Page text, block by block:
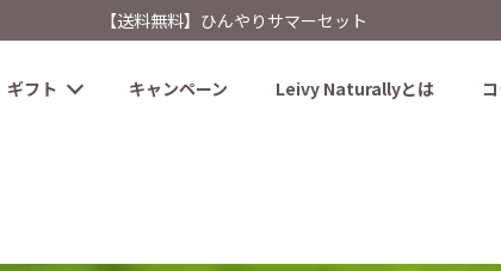
【送料無料】ひんやりサマーセット
ギフト キャンペーン Leivy Naturallyとは